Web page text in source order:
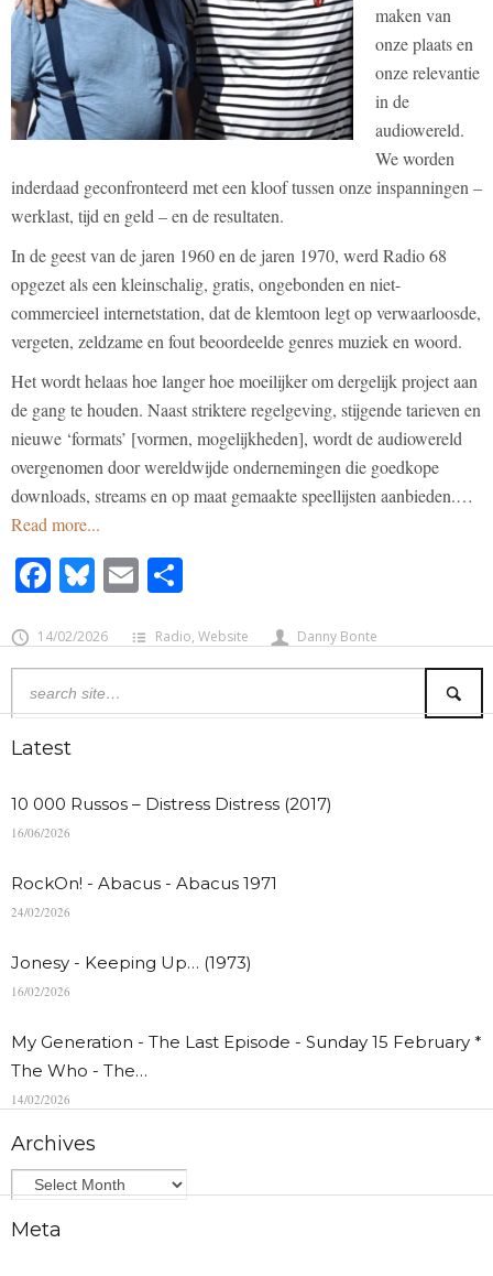
maken van
onze plaats en
onze relevantie
in de
audiowereld.
We worden
inderdaad geconfronteerd met een kloof tussen onze inspanningen –
werklast, tijd en geld – en de resultaten.
In de geest van de jaren 1960 en de jaren 1970, werd Radio 68
opgezet als een kleinschalig, gratis, ongebonden en niet-
commercieel internetstation, dat de klemtoon legt op verwaarloosde,
vergeten, zeldzame en fout beoordeelde genres muziek en woord.
Het wordt helaas hoe langer hoe moeilijker om dergelijk project aan
de gang te houden. Naast striktere regelgeving, stijgende tarieven en
nieuwe ‘formats’ [vormen, mogelijkheden], wordt de audiowereld
overgenomen door wereldwijde ondernemingen die goedkope
downloads, streams en op maat gemaakte speellijsten aanbieden.…
Read more...
Facebook
Bluesky
Email
14/02/2026 Radio,Website Danny Bonte
Latest
10 000 Russos – Distress Distress (2017)
16/06/2026
RockOn! - Abacus - Abacus 1971
24/02/2026
Jonesy - Keeping Up… (1973)
16/02/2026
My Generation - The Last Episode - Sunday 15 February *
The Who - The…
14/02/2026
Archives
Meta